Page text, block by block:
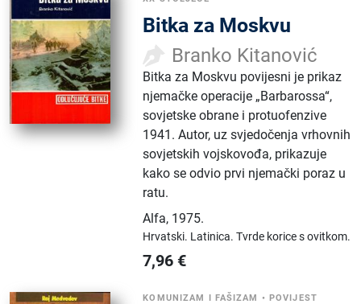
Bitka za Moskvu
Branko Kitanović
Bitka za Moskvu povijesni je prikaz
njemačke operacije „Barbarossa“,
sovjetske obrane i protuofenzive
1941. Autor, uz svjedočenja vrhovnih
sovjetskih vojskovođa, prikazuje
kako se odvio prvi njemački poraz u
ratu.
Alfa, 1975.
Hrvatski. Latinica.Tvrde korice s ovitkom.
7,96 €
KOMUNIZAM I FAŠIZAM • POVIJEST